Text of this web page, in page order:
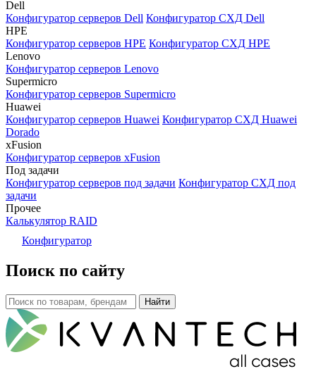
Dell
Конфигуратор серверов Dell Конфигуратор СХД Dell
HPE
Конфигуратор серверов HPE Конфигуратор СХД HPE
Lenovo
Конфигуратор серверов Lenovo
Supermicro
Конфигуратор серверов Supermicro
Huawei
Конфигуратор серверов Huawei Конфигуратор СХД Huawei
Dorado
xFusion
Конфигуратор серверов xFusion
Под задачи
Конфигуратор серверов под задачи Конфигуратор СХД под
задачи
Прочее
Калькулятор RAID
Конфигуратор
Поиск по сайту